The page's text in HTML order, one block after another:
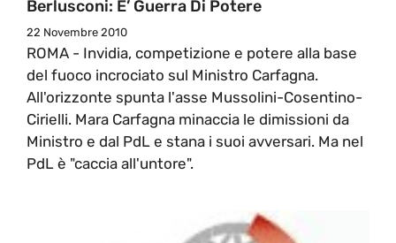
Berlusconi: E’ Guerra Di Potere
22 Novembre 2010
ROMA - Invidia, competizione e potere alla base
del fuoco incrociato sul Ministro Carfagna.
All'orizzonte spunta l'asse Mussolini-Cosentino-
Cirielli. Mara Carfagna minaccia le dimissioni da
Ministro e dal PdL e stana i suoi avversari. Ma nel
PdL è "caccia all'untore".